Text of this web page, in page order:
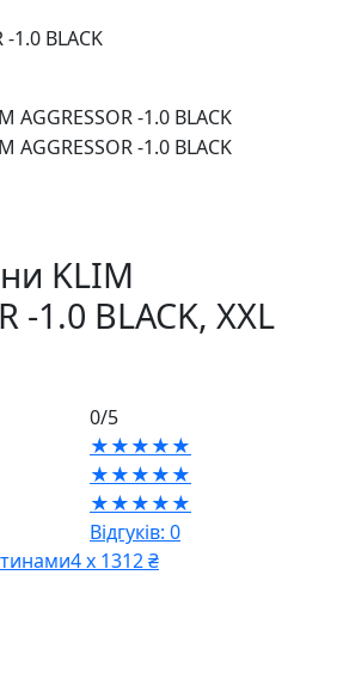
KLIM
-1.0 BLACK, XXL
0/5
★★★★★
★★★★★
★★★★★
Відгуків: 0
4 х 1312 ₴